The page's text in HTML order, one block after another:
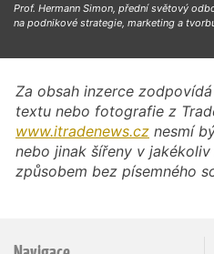
Prof. Hermann Simon, přední světový
na podnikové strategie, marketing a
Za obsah inzerce
textu nebo fotografie z
www.itradenews.cz nesmí
nebo jinak šířeny v
způsobem bez písemného